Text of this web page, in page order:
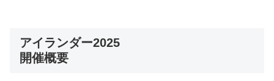
アイランダー2025
開催概要